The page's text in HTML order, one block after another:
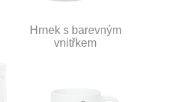
Hrnek s barevným
vnitřkem